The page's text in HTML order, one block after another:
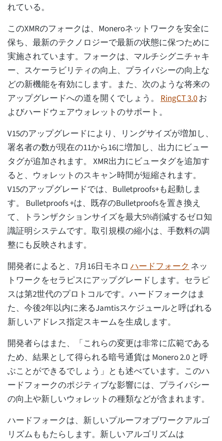
れている。
このXMRのフォークは、Moneroネットワークを安全に
保ち、最新のテクノロジーで最新の状態に保つために
実施されています。フォークは、マルチシグニチャキ
ー、スケーラビリティの向上、プライバシーの向上な
どの新機能を有効にします。また、次のような将来の
アップグレードへの道を開くでしょう。 RingCT 3.0お
よびハードウェアウォレットのサポート。
V15のアップグレードにより、リングサイズが増加し、
署名者の数が現在の11から16に増加し、出力にビュー
タグが追加されます。 XMR出力にビュータグを追加す
ると、ウォレットのスキャン時間が短縮されます。
V15のアップグレードでは、Bulletproofs+も起動しま
す。 Bulletproofs +は、既存のBulletproofsを置き換え
て、トランザクションサイズを最大5%削減するゼロ知
識証明システムです。取引規模の縮小は、手数料の調
整にも反映されます。
開発者によると、7月16日モネロ ハードフォークネッ
トワークをセラピスにアップグレードします。セラピ
スは第2世代のプロトコルです。ハードフォークはま
た、今後2年以内に来るJamtisスケジュールと呼ばれる
新しいアドレス指定スキームを生成します。
開発者らはまた、「これらの変更は非常に広範である
ため、結果として得られる暗号通貨は Monero 2.0 と呼
ぶことができるでしょう」とも述べています。このハ
ードフォークのポジティブな影響には、プライバシー
の向上や新しいウォレットの種類などが含まれます。
ハードフォークは、新しいプルーフオブワークアルゴ
リズムももたらします。新しいアルゴリズムは